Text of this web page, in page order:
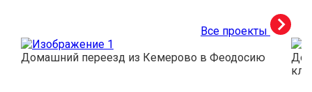
Все проекты
Домашний переезд из Кемерово в Феодосию